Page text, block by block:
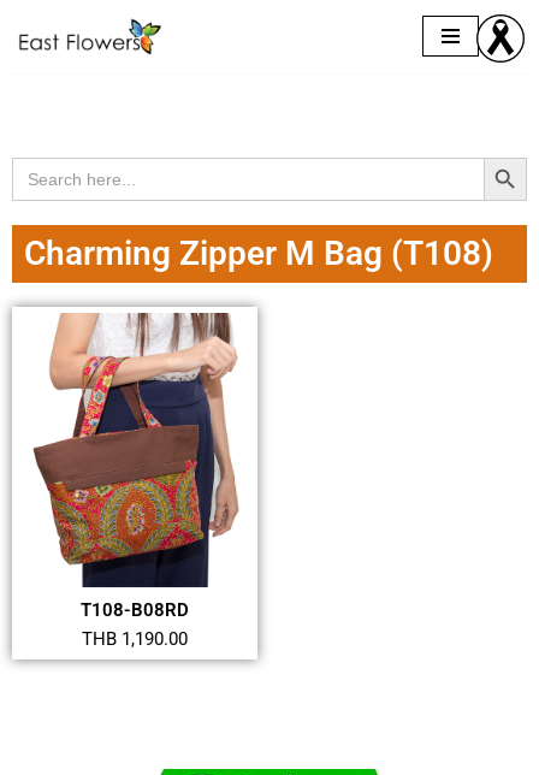
Search
for:
Search Button
Charming Zipper M Bag (T108)
T108-B08RD
THB 1,190.00